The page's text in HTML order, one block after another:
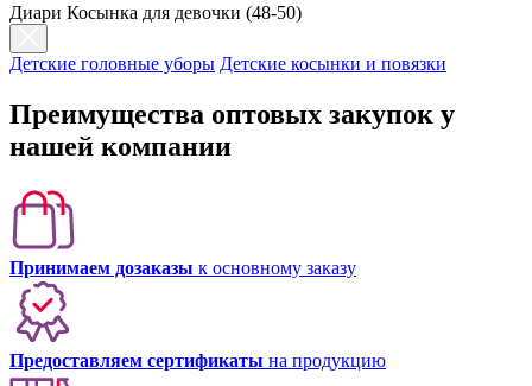
Диари Косынка для девочки (48-50)
Детские головные уборы Детские косынки и повязки
Преимущества оптовых закупок у
нашей компании
Принимаем дозаказы к основному заказу
Предоставляем сертификаты на продукцию